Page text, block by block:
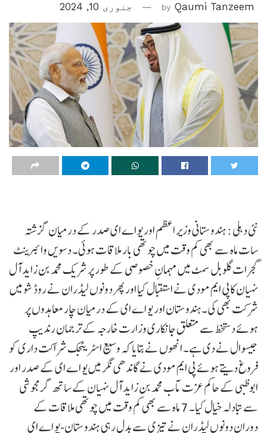
by Qaumi Tanzeem جنوری 10, 2024
نئی دہلی : ہندوستانی وزیر اعظم اور یو اے ای صدر کے درمیان گزشتہ
سات ماہ سے بھی کم وقت میں چوتھی بار ملاقات ہوئی۔ دسویں وائبرینٹ
گجرات گلوبل سمٹ میں مہمانِ خصوصی کے طور پر شریک محمد بن زاید آل
نہیان کاپی ایم مودی نے استقبال کیا اور پھر دونوں لیڈران نے روڈ شو میں
شرکت بھی کی۔ہندوستان اور یو اے ای کے درمیان چار معاہدوں پر
ہوئے دستخط سے متعلق جانکاری وزارت خارجہ کے ترجمان رندیپ
جیسوال نے دی ہے۔ انھوں نے بتایا کہ وسیع اسٹریٹجک شراکت داری کو
فروغ دیتے ہوئے پی ایم مودی نے گاندھی نگر میں یو اے ای کے صدر اور
ابوظبی کے حاکم عزت مآب محمد بن زاید آل نہیان کے ساتھ گرمجوشی
سے تبادلہ خیال کیا۔ 7 ماہ سے بھی کم وقت میں چوتھی ملاقات کے
دوران دونوں لیڈران نے تیزی سے بدل رہی ہندوستان-یو اے ای